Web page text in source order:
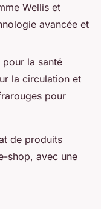
Wellis et
avancée et
pour la santé
la circulation et
pour
de produits
shop, avec une